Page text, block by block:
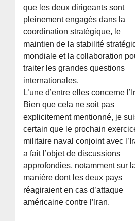
que les deux dirigeants sont
pleinement engagés dans la
coordination stratégique, le
maintien de la stabilité
mondiale et la collaboration
traiter les grandes questions
internationales.
L’une d’entre elles concerne
Bien que cela ne soit pas
explicitement mentionné, je
certain que le prochain
militaire naval conjoint avec
a fait l’objet de discussions
approfondies, notamment sur
manière dont les deux pays
réagiraient en cas d’attaque
américaine contre l’Iran.